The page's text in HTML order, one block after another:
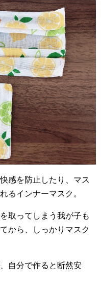
感を防止したり、マス
るインナーマスク。
取ってしまう我が子も
から、しっかりマスク
自分で作ると断然安